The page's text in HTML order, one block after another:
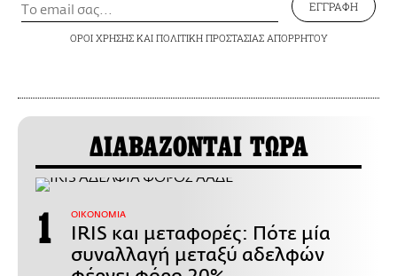
ΕΓΓΡΑΦΗ
ΟΡΟΙ ΧΡΗΣΗΣΚΑΙ ΠΟΛΙΤΙΚΗ ΠΡΟΣΤΑΣΙΑΣ ΑΠΟΡΡΗΤΟΥ
ΔΙΑΒΑΖΟΝΤΑΙ ΤΩΡΑ
ΟΙΚΟΝΟΜΙΑ
IRIS και μεταφορές: Πότε μία
συναλλαγή μεταξύ αδελφών